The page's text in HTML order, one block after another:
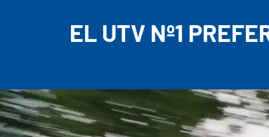
EL UTV Nº1